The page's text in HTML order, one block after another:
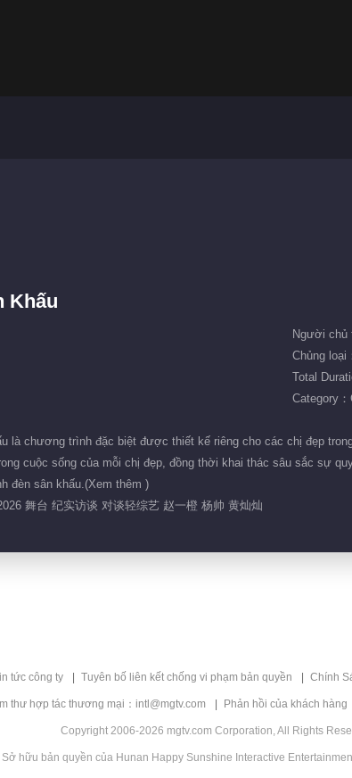
Khấu
Người chủ
Chủng loại
Total
Category
là chương trình đặc biệt được thiết kế riêng cho các chị đẹp
cuộc sống của mỗi chị đẹp, đồng thời khai thác sâu sắc sự
đèn sân khấu.(Xem thêm )
舞台 纪实访谈 对谈轻综艺 赵一橙 杨帅 黄灿灿
tức công ty Tuyên bố liên kết chống vi phạm bản quyền Chính
thư hợp tác thương mại：intl@mgtv.com Phản hồi của khách hàng
Copyright 2006-2026 mgtv.com Corporation, All Rights
Sở hữu bản quyền của Hunan Happy Sunshine Interactive